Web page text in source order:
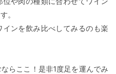
。
ンを飲み比べしてみるのも楽
らここ！是非1度足を運んでみ